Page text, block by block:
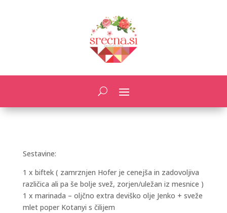
Sestavine:
1 x biftek ( zamrznjen Hofer je cenejša in zadovoljiva
različica ali pa še bolje svež, zorjen/uležan iz mesnice )
1 x marinada – oljčno extra deviško olje Jenko + sveže
mlet poper Kotanyi s čilijem